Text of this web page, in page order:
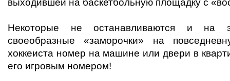
выходившей на баскетбольную площадку с
Некоторые не останавливаются и на
своеобразные «заморочки» на
хоккеиста номер на машине или двери в
его игровым номером!